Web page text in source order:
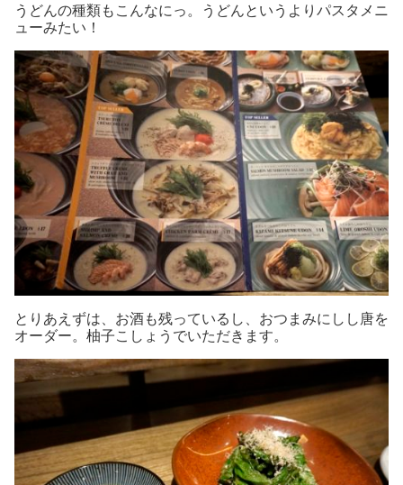
うどんの種類もこんなにっ。うどんというよりパスタメニ
ューみたい！
とりあえずは、お酒も残っているし、おつまみにしし唐を
オーダー。柚子こしょうでいただきます。